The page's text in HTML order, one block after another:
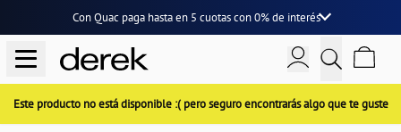
Con Quac paga hasta en 5 cuotascon0% de interés
Este producto no está disponible :( pero seguro encontrarás algo que te guste